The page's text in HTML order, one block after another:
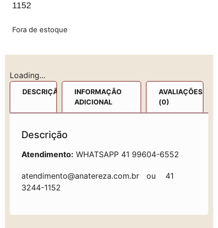
1152
Fora de estoque
Loading...
DESCRIÇÃO
INFORMAÇÃO
ADICIONAL
AVALIAÇÕES
(0)
Descrição
Atendimento: WHATSAPP 41 99604-6552
atendimento@anatereza.com.br ou 41
3244-1152